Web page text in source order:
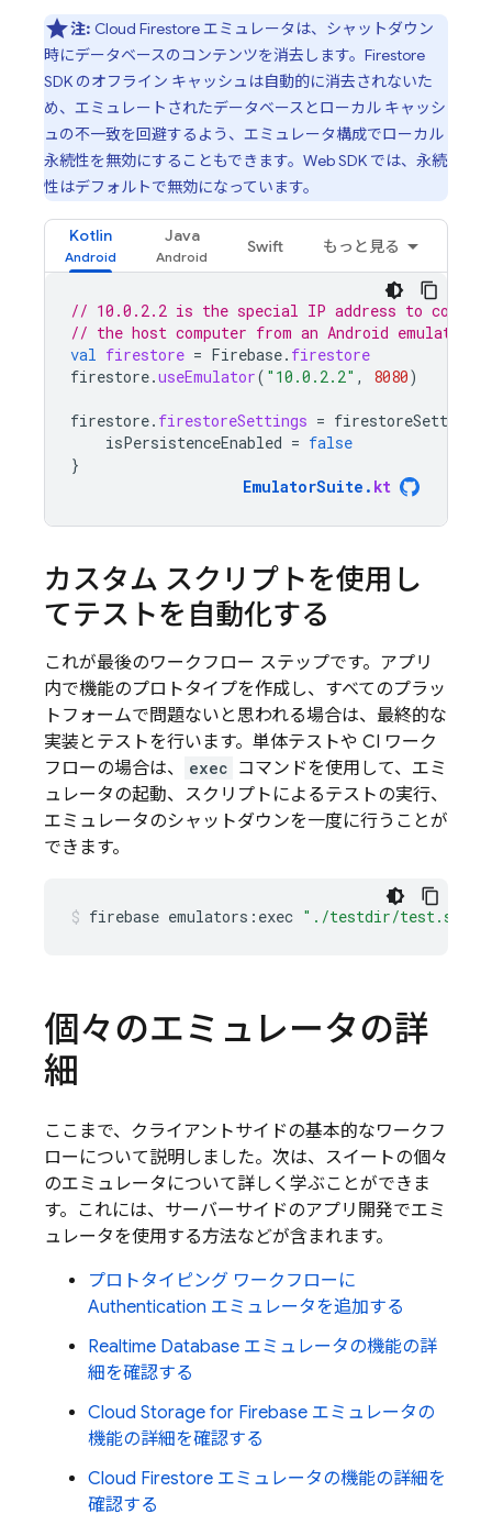
注: Cloud Firestoreエミュレータは、シャットダウン
時にデータベースのコンテンツを消去します。Firestore
SDK のオフライン キャッシュは自動的に消去されないた
め、エミュレートされたデータベースとローカル キャッシ
ュの不一致を回避するよう、エミュレータ構成でローカル
永続性を無効にすることもできます。Web SDK では、永続
性はデフォルトで無効になっています。
Kotlin Java
Swift もっと見る
// 10.0.2.2 is the special IP address to
// the host computer from an Android emulator.
val firestore = Firebase. firestore
firestore.useEmulator( "10.0.2.2" , 8080)
firestore. firestoreSettings = firestoreSettings
isPersistenceEnabled = false
}
EmulatorSuite . kt
カスタム スクリプトを使用し
てテストを自動化する
これが最後のワークフロー ステップです。アプリ
内で機能のプロトタイプを作成し、すべてのプラッ
トフォームで問題ないと思われる場合は、最終的な
実装とテストを行います。単体テストや CI ワーク
フローの場合は、
exec コマンドを使用して、エミ
ュレータの起動、スクリプトによるテストの実行、
エミュレータのシャットダウンを一度に行うことが
できます。
firebase emulators:exec "./testdir/test.sh"
個々のエミュレータの詳
細
ここまで、クライアントサイドの基本的なワークフ
ローについて説明しました。次は、スイートの個々
のエミュレータについて詳しく学ぶことができま
す。これには、サーバーサイドのアプリ開発でエミ
ュレータを使用する方法などが含まれます。
プロトタイピング ワークフローに
Authentication エミュレータを追加する
Realtime Database エミュレータの機能の詳
細を確認する
Cloud Storage for Firebase エミュレータの
機能の詳細を確認する
Cloud Firestore エミュレータの機能の詳細を
確認する